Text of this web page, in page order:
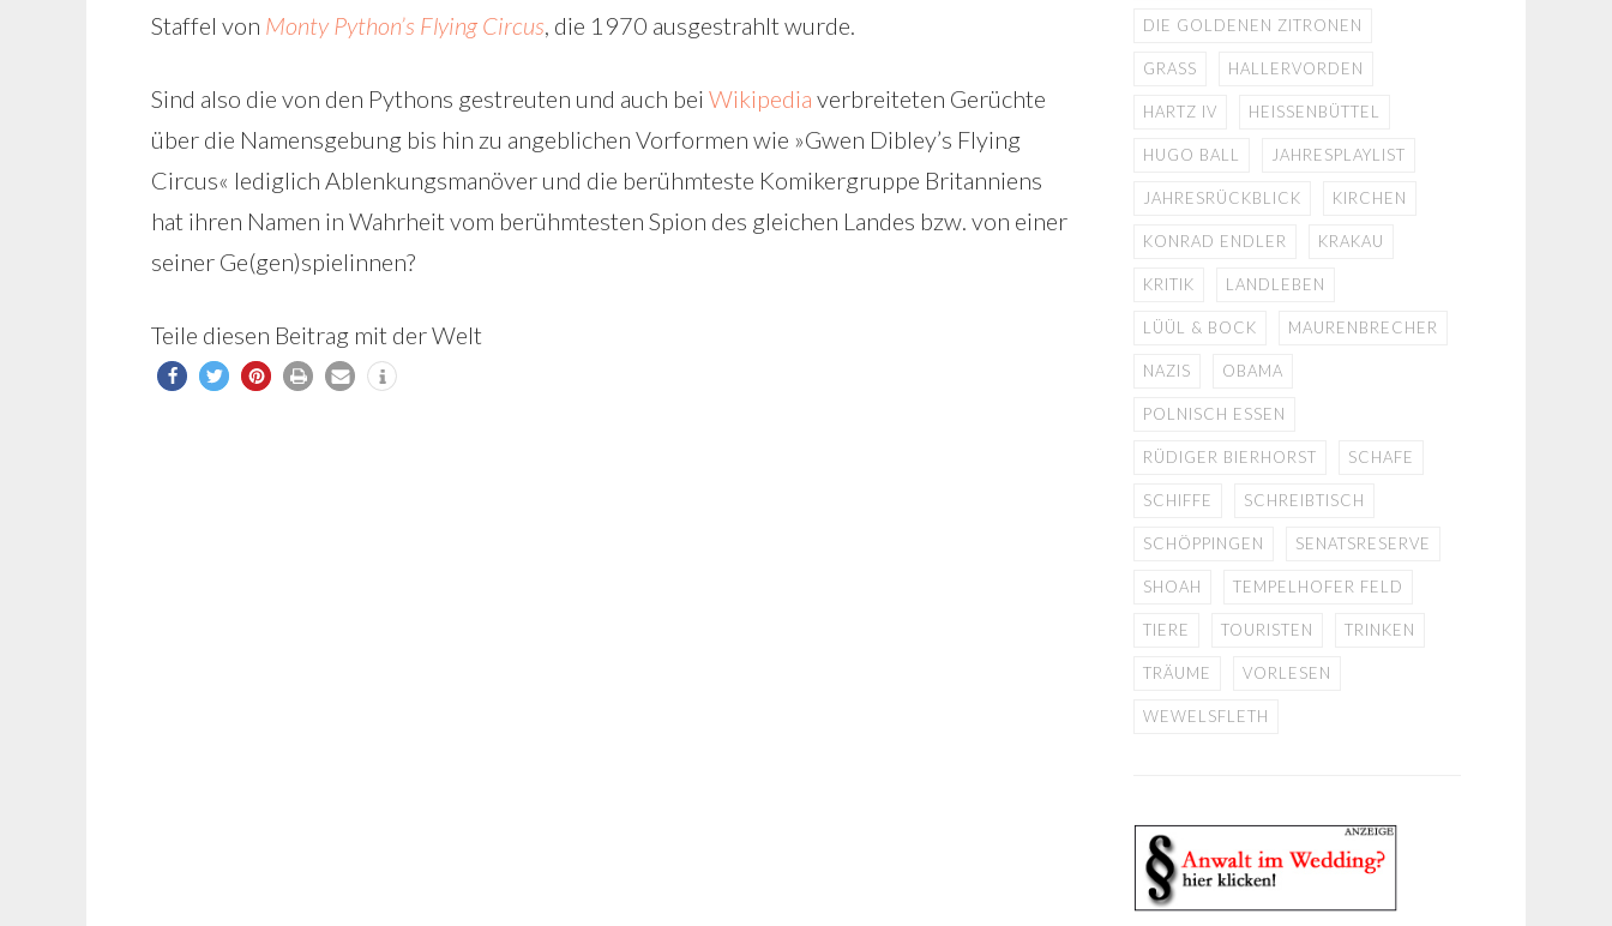
Staffel von Monty Python’s Flying Circus, die 1970 ausgestrahlt wurde.
Sind also die von den Pythons gestreuten und auch bei Wikipedia verbreiteten Gerüchte
über die Namensgebung bis hin zu angeblichen Vorformen wie »Gwen Dibley’s Flying
Circus« lediglich Ablenkungsmanöver und die berühmteste Komikergruppe Britanniens
hat ihren Namen in Wahrheit vom berühmtesten Spion des gleichen Landes bzw. von einer
seiner Ge(gen)spielinnen?
Teile diesen Beitrag mit der Welt
DIE GOLDENEN ZITRONEN
GRASS HALLERVORDEN
HARTZ IV HEISSENBÜTTEL
HUGO BALL JAHRESPLAYLIST
JAHRESRÜCKBLICK KIRCHEN
KONRAD ENDLER KRAKAU
KRITIK LANDLEBEN
LÜÜL & BOCK MAURENBRECHER
NAZIS OBAMA
POLNISCH ESSEN
RÜDIGER BIERHORST SCHAFE
SCHIFFE SCHREIBTISCH
SCHÖPPINGEN SENATSRESERVE
SHOAH TEMPELHOFER FELD
TIERE TOURISTEN TRINKEN
TRÄUME VORLESEN
WEWELSFLETH